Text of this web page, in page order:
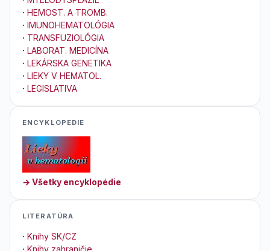
· HEMOST. A TROMB.
· IMUNOHEMATOLÓGIA
· TRANSFUZIOLÓGIA
· LABORAT. MEDICÍNA
· LEKÁRSKA GENETIKA
· LIEKY V HEMATOL.
· LEGISLATIVA
ENCYKLOPEDIE
→ Všetky encyklopédie
LITERATÚRA
· Knihy SK/CZ
· Knihy zahraničie